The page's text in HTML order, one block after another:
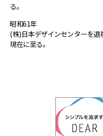
る。
昭和61年
(株)日本デザインセンターを退
現在に至る。